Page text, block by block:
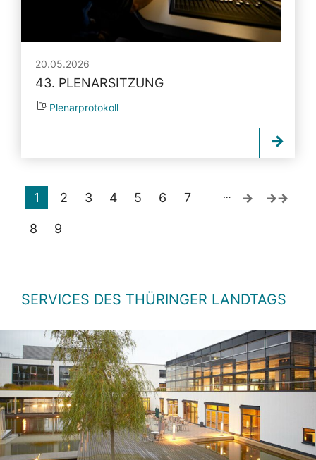
20.05.2026
43. PLENARSITZUNG
Plenarprotokoll
1 2 3 4 5 6 7
8 9
…
SERVICES DES THÜRINGER LANDTAGS